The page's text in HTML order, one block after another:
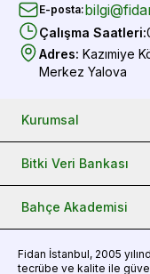
E-posta:
Çalışma Saatleri:
Adres: Kazımiye
Merkez Yalova
Kurumsal
Bitki Veri Bankası
Bahçe Akademisi
Fidan İstanbul, 2005
tecrübe ve kalite ile